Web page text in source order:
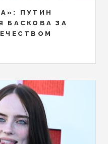
ПУТИН
БАСКОВА ЗА